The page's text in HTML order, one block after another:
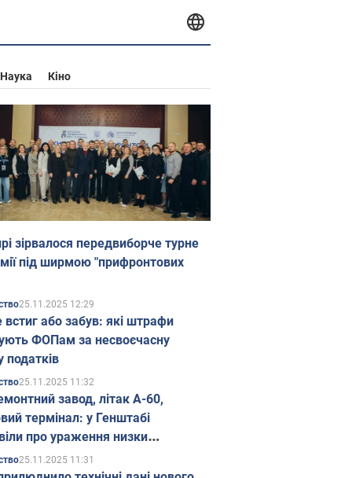
Наука Кіно
зірвалося передвиборче турне
під ширмою "прифронтових
25.11.2025 12:29
встиг або забув: які штрафи
ФОПам за несвоєчасну
податків
25.11.2025 11:32
завод, літак А-60,
термінал: у Генштабі
про ураження низки
об'єктів Росії
25.11.2025 11:31